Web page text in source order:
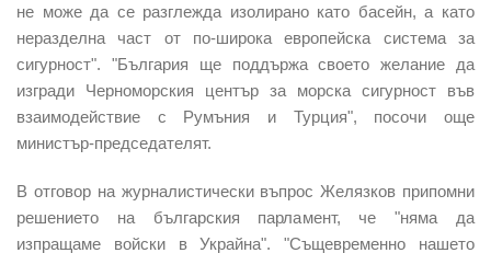
не може да се разглежда изолирано като басейн, а като
неразделна част от по-широка европейска система за
сигурност". "България ще поддържа своето желание да
изгради Черноморския център за морска сигурност във
взаимодействие с Румъния и Турция", посочи още
министър-председателят.
В отговор на журналистически въпрос Желязков припомни
решението на българския парламент, че "няма да
изпращаме войски в Украйна". "Същевременно нашето